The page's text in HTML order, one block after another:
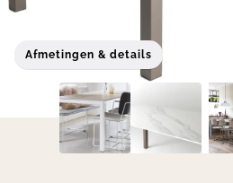
Afmetingen & details